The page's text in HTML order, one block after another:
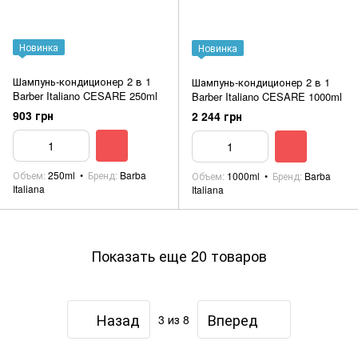
Новинка
Шампунь-кондиционер 2 в 1
Barber Italiano CESARE 250ml
903 грн
Объем 250ml Бренд Barba
Italiana
Новинка
Шампунь-кондиционер 2 в 1
Barber Italiano CESARE 1000ml
2 244 грн
Объем 1000ml Бренд Barba
Italiana
Показать еще 20 товаров
Назад 3 из 8 Вперед